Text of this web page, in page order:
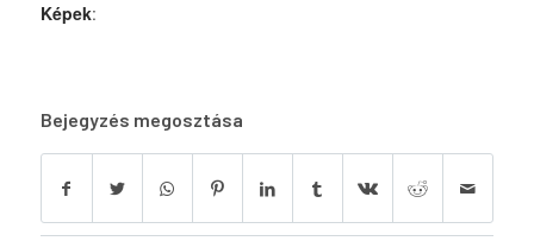
Képek:
Bejegyzés megosztása